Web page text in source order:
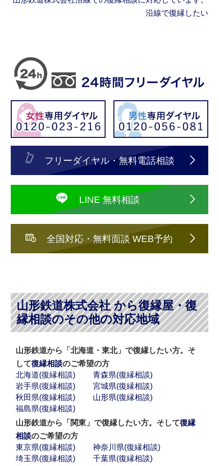
沿線で復縁したい
フリーダイヤル・無料電話相談
LINE 無料相談
全国対応・無料面談 WEB予約
山形鉄道株式会社 から復縁屋・復
縁相談のその他の対応地域
山形鉄道から「北海道・東北」で復縁したい方。そ
して復縁相談のご希望の方
北海道(復縁相談)
青森県(復縁相談)
岩手県(復縁相談)
宮城県(復縁相談)
秋田県(復縁相談)
山形県(復縁相談)
福島県(復縁相談)
山形鉄道から「関東」で復縁したい方。そして復縁
相談のご希望の方
東京県(復縁相談)
神奈川県(復縁相談)
埼玉県(復縁相談)
千葉県(復縁相談)